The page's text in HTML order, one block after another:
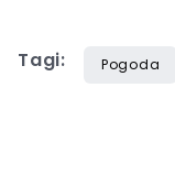
Tagi: Pogoda